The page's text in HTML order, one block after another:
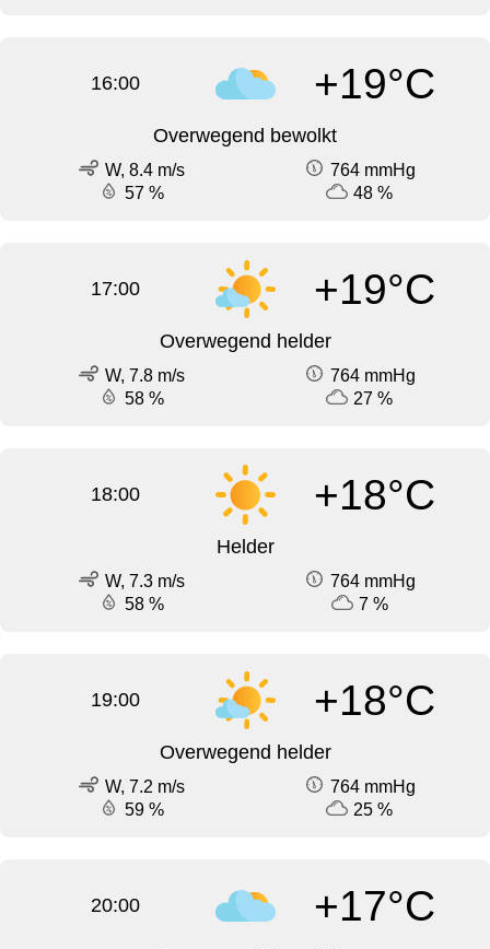
16:00 +19°C
Overwegend bewolkt
W, 8.4 m/s
764 mmHg
57 %
48 %
17:00 +19°C
Overwegend helder
W, 7.8 m/s
764 mmHg
58 %
27 %
18:00 +18°C
Helder
W, 7.3 m/s
764 mmHg
58 %
7 %
19:00 +18°C
Overwegend helder
W, 7.2 m/s
764 mmHg
59 %
25 %
20:00 +17°C